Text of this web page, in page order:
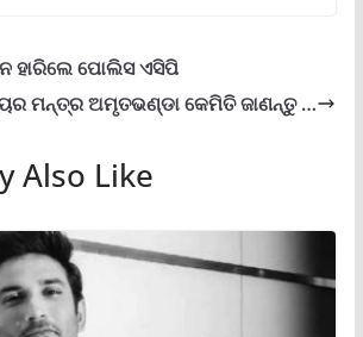
ହାରିଲେ ପୋଲିସ ଏସିପି
ମନ୍ତ୍ର ଅମୃତଭଣ୍ଡା କେମିତି ଜାଣନ୍ତୁ …
Also Like